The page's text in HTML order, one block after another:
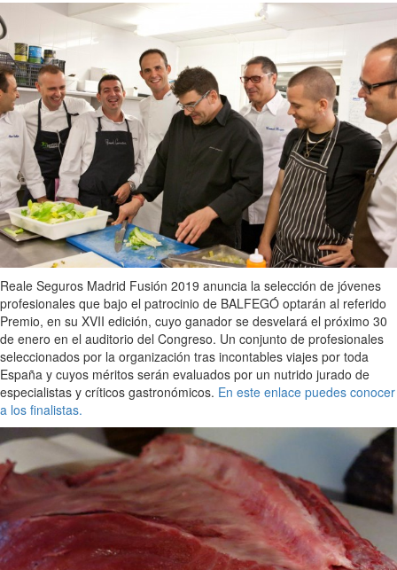
Reale Seguros Madrid Fusión 2019 anuncia la selección de jóvenes
profesionales que bajo el patrocinio de BALFEGÓ optarán al referido
Premio, en su XVII edición, cuyo ganador se desvelará el próximo 30
de enero en el auditorio del Congreso. Un conjunto de profesionales
seleccionados por la organización tras incontables viajes por toda
España y cuyos méritos serán evaluados por un nutrido jurado de
especialistas y críticos gastronómicos. En este enlace puedes conocer
a los finalistas.